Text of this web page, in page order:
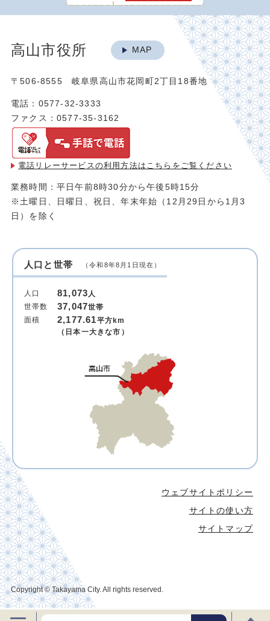
高山市役所 MAP
〒506-8555 岐阜県高山市花岡町2丁目18番地
電話：0577-32-3333
ファクス：0577-35-3162
電話リレーサービスの利用方法は こちらをご覧ください
業務時間：平日午前8時30分から午後5時15分
※土曜日、日曜日、祝日、年末年始（12月29日から1月3
日）を除く
人口と世帯 （令和8年8月1日現在）
人口 81,073人
世帯数
37,047世帯
面積
2,177.61平方km
（日本一大きな市）
ウェブサイトポリシー
サイトの使い方
サイトマップ
Copyright © Takayama City. All rights reserved.